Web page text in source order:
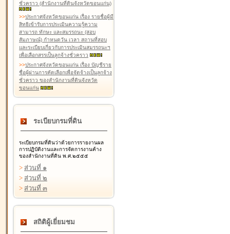
ชั่วคราว (สำนักงานที่ดินจังหวัดขอนแก่น)
>>ประกาศจังหวัดขอนแก่น เรื่อง รายชื่อผู้มี
สิทธิเข้ารับการประเมินความรู้ความ
สามารถ ทักษะ และสมรรถนะ (สอบ
สัมภาษณ์) กำหนดวัน เวลา สถานที่สอบ
และระเบียบเกี่ยวกับการประเมินสมรรถนะฯ
เพื่อเลือกสรรเป็นลูกจ้างชั่วคราว
>>ประกาศจังหวัดขอนแก่น เรื่อง บัญชีราย
ชื่อผู้ผ่านการคัดเลือกเพื่อจัดจ้างเป็นลูกจ้าง
ชั่วคราว ของสำนักงานที่ดินจังหวัด
ขอนแก่น
ระเบียบกรมที่ดิน
ระเบียบกรมที่ดินว่าด้วยการรายงานผล
การปฏิบัติงานและการจัดการงานค้าง
ของสำนักงานที่ดิน พ.ศ.๒๕๕๕
> ส่วนที่ ๑
> ส่วนที่ ๒
> ส่วนที่ ๓
สถิติผู้เยี่ยมชม